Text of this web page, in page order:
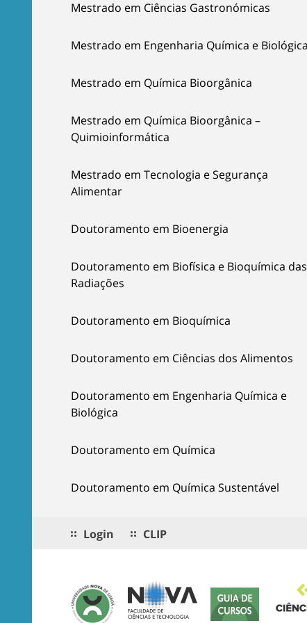
Mestrado em Ciências Gastronómicas
Mestrado em Engenharia Química e Biológica
Mestrado em Química Bioorgânica
Mestrado em Química Bioorgânica –
Quimioinformática
Mestrado em Tecnologia e Segurança
Alimentar
Doutoramento em Bioenergia
Doutoramento em Biofísica e Bioquímica das
Radiações
Doutoramento em Bioquímica
Doutoramento em Ciências dos Alimentos
Doutoramento em Engenharia Química e
Biológica
Doutoramento em Química
Doutoramento em Química Sustentável
Login CLIP